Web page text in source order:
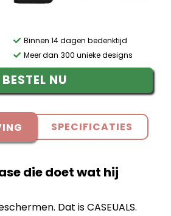
Binnen 14 dagen bedenktijd
Meer dan 300 unieke designs
BESTEL NU
SPECIFICATIES
die doet wat hij
Dat is CASEUALS.